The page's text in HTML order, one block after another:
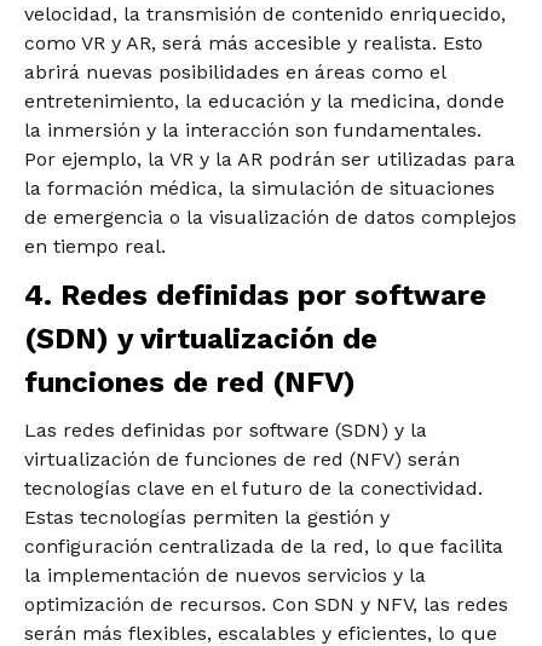
velocidad, la transmisión de contenido enriquecido,
como VR y AR, será más accesible y realista. Esto
abrirá nuevas posibilidades en áreas como el
entretenimiento, la educación y la medicina, donde
la inmersión y la interacción son fundamentales.
Por ejemplo, la VR y la AR podrán ser utilizadas para
la formación médica, la simulación de situaciones
de emergencia o la visualización de datos complejos
en tiempo real.
4. Redes definidas por software
(SDN) y virtualización de
funciones de red (NFV)
Las redes definidas por software (SDN) y la
virtualización de funciones de red (NFV) serán
tecnologías clave en el futuro de la conectividad.
Estas tecnologías permiten la gestión y
configuración centralizada de la red, lo que facilita
la implementación de nuevos servicios y la
optimización de recursos. Con SDN y NFV, las redes
serán más flexibles, escalables y eficientes, lo que